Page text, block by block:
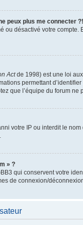
peux plus me connecter ?!
ou désactivé votre
Actde 1998) est une loi
permettant
que l’équipe du forum
votre IP ou interdit le
» ?
qui conservent votre
de connexion/